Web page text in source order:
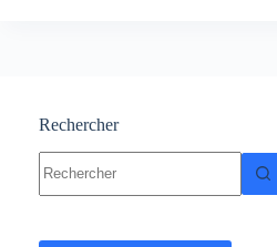
Rechercher
résultat